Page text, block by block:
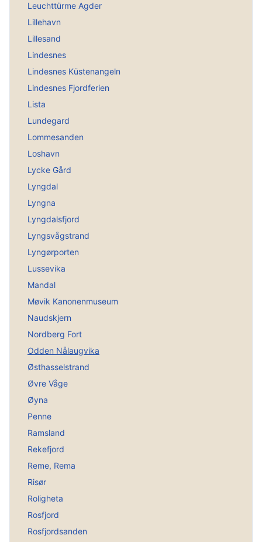
Leuchttürme Agder
Lillehavn
Lillesand
Lindesnes
Lindesnes Küstenangeln
Lindesnes Fjordferien
Lista
Lundegard
Lommesanden
Loshavn
Lycke Gård
Lyngdal
Lyngna
Lyngdalsfjord
Lyngsvågstrand
Lyngørporten
Lussevika
Mandal
Møvik Kanonenmuseum
Naudskjern
Nordberg Fort
Odden Nålaugvika
Østhasselstrand
Øvre Våge
Øyna
Penne
Ramsland
Rekefjord
Reme, Rema
Risør
Roligheta
Rosfjord
Rosfjordsanden